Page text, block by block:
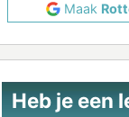
Maak
Heb je een